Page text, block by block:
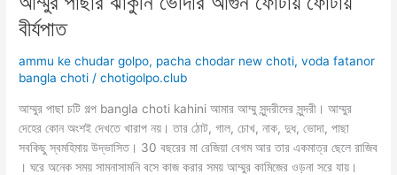
বীর্যপাত
ammu ke chudar golpo, pacha chodar new choti,voda fatanor
bangla choti /chotigolpo.club
আম্মুর পাছা চটি গল্প bangla choti kahini আমার আম্মু সুন্দরীদের সুন্দরী। আম্মুর
দেহের কোন অংশই দেখতে খারাপ নয়। তার ঠোট, গাল, চোখ, নাক, দুধ, ভোদা, পাছা
সবকিছু স্বমহিমায় উদ্ভাসিত। 30 বছরের মা রেজিয়া বেগম আর তার একমাত্র ছেলে রাজিব
। ঘরে অনেক সময় সামনাসামনি বসে কাজ করার সময় আম্মুর কামিজের ওড়না সরে যায়।